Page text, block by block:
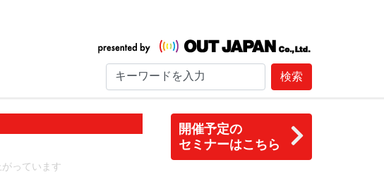
検索
開催予定の
セミナーはこちら
っています